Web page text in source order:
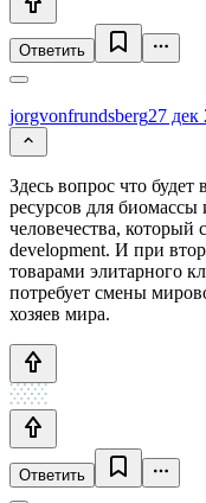
Ответить
jorgvonfrundsberg27 дек
Здесь вопрос что
ресурсов для
человечества, который
development. И при
товарами элитарного
потребует смены
хозяев мира.
Ответить